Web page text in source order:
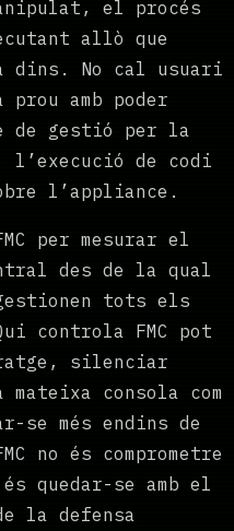
el procés
allò que
dins. No cal usuari
amb poder
gestió per la
de codi
l’appliance.
per mesurar el
des de la qual
tots els
controla FMC pot
silenciar
consola com
més endins de
no és comprometre
quedar-se amb el
la defensa